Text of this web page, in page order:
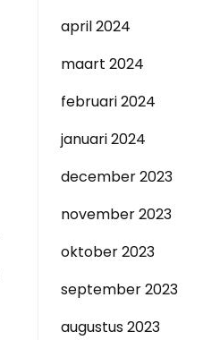
april 2024
maart 2024
februari 2024
januari 2024
december 2023
november 2023
oktober 2023
september 2023
augustus 2023